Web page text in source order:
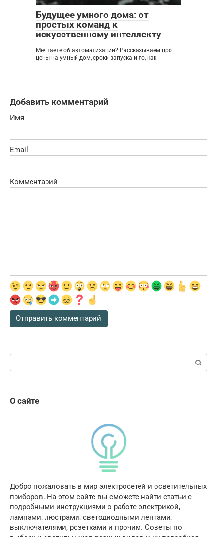
Будущее умного дома: от
простых команд к
искусственному интеллекту
Мечтаете об автоматизации? Рассказываем про
цены на умный дом, сроки запуска и то, как
Добавить комментарий
Имя
Email
Комментарий
О сайте
Добро пожаловать в мир электросетей и осветительных
приборов. На этом сайте вы сможете найти статьи с
подробными инструкциями о работе электрикой,
лампами, люстрами, светодиодными лентами,
выключателями, розетками и прочим. Советы по